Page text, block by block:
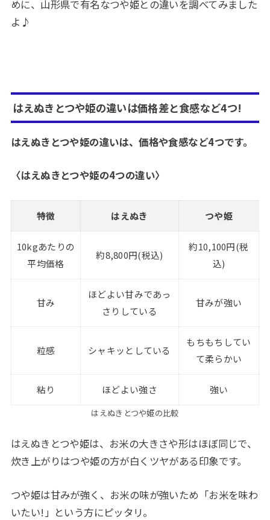
めに、山形県で有名なつや姫との違いを調べてみました
よ♪
はえぬきとつや姫の違いは価格差と食感など4つ!
はえぬきとつや姫の違いは、価格や食感など4つです。
〈はえぬきとつや姫の4つの違い〉
特徴 はえぬき つや姫
10kgあたりの
平均価格
約8,800円(税込)
約10,100円(税
込)
甘み
ほどよい甘みであっ
さりしている
甘みが強い
粒感 シャキッとしている
もちもちしてい
て柔らかい
粘り ほどよい強さ 強い
はえぬきとつや姫の比較
はえぬきとつや姫は、お米の大きさや形はほぼ同じで、
炊き上がりはつや姫の方が白くツヤがある印象です。
つや姫は甘みが強く、お米の味が強いため「お米を味わ
いたい!」という方にピッタリ。